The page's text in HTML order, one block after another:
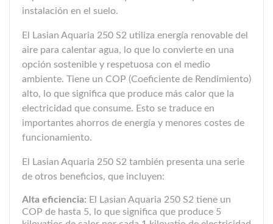
instalación en el suelo.
El Lasian Aquaria 250 S2 utiliza energía renovable del
aire para calentar agua, lo que lo convierte en una
opción sostenible y respetuosa con el medio
ambiente. Tiene un COP (Coeficiente de Rendimiento)
alto, lo que significa que produce más calor que la
electricidad que consume. Esto se traduce en
importantes ahorros de energía y menores costes de
funcionamiento.
El Lasian Aquaria 250 S2 también presenta una serie
de otros beneficios, que incluyen:
Alta eficiencia: El Lasian Aquaria 250 S2 tiene un
COP de hasta 5, lo que significa que produce 5